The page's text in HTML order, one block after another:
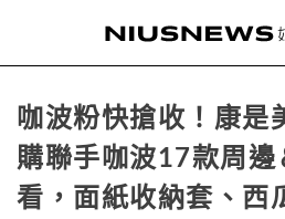
咖波粉快搶收！康是
購聯手咖波17款周邊
看，面紙收納套、西